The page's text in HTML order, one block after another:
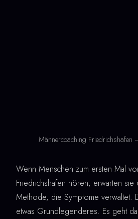
Männercoaching Friedrichshafen
Wenn Menschen zum ersten Mal
Friedrichshafen hören, erwarten
Methode, die Symptome verwaltet.
etwas Grundlegenderes. Es geht